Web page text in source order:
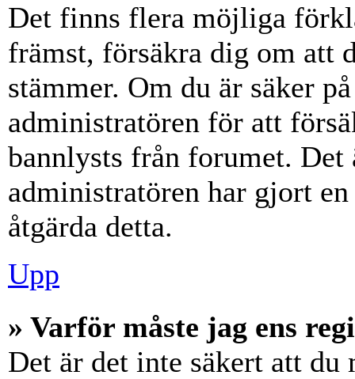
Det finns flera möjliga
främst, försäkra dig om att
stämmer. Om du är säker
administratören för att
bannlysts från forumet.
administratören har gjort
åtgärda detta.
Upp
» Varför måste jag ens
Det är det inte säkert att